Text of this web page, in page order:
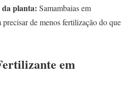
da planta: Samambaias em
de menos fertilização do que
em